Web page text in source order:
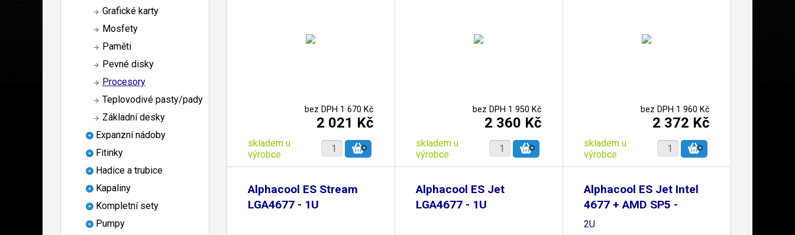
Grafické karty
Mosfety
Paměti
Pevné disky
Procesory
Teplovodivé pasty/pady
Základní desky
Expanzní nádoby
Fitinky
Hadice a trubice
Kapaliny
Kompletní sety
Pumpy
bez DPH 1 670 Kč
2 021 Kč
skladem u
výrobce
bez DPH 1 950 Kč
2 360 Kč
skladem u
výrobce
bez DPH 1 960 Kč
2 372 Kč
skladem u
výrobce
Alphacool ES Stream
LGA4677 - 1U
Alphacool ES Jet
LGA4677 - 1U
Alphacool ES Jet Intel
4677 + AMD SP5 -
2U